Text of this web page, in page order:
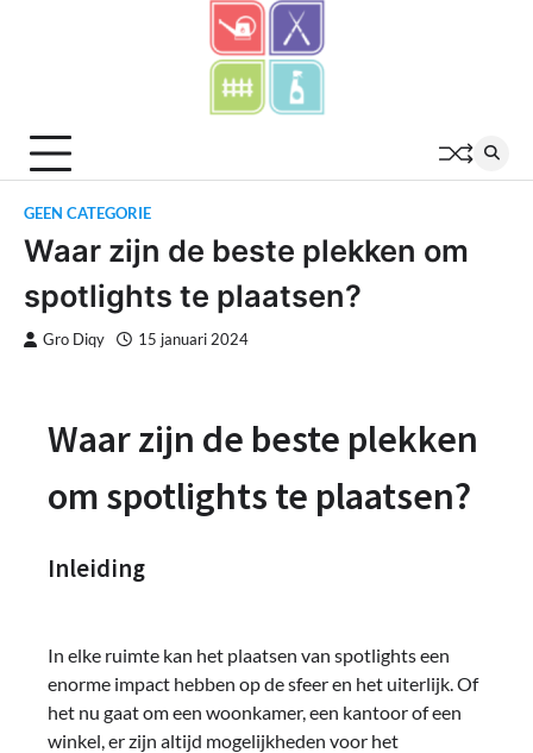
GEEN CATEGORIE
Waar zijn de beste plekken om
spotlights te plaatsen?
Gro Diqy 15 januari 2024
Waar zijn de beste plekken
om spotlights te plaatsen?
Inleiding
In elke ruimte kan het plaatsen van spotlights een
enorme impact hebben op de sfeer en het uiterlijk. Of
het nu gaat om een ​​woonkamer, een kantoor of een
winkel, er zijn altijd mogelijkheden voor het